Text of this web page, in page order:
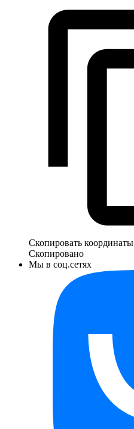
Скопировать координаты
Скопировано
Мы в соц.сетях